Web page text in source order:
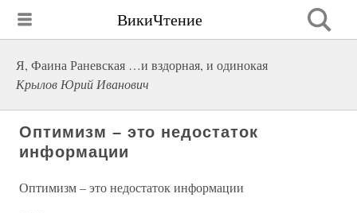
ВикиЧтение
Я, Фаина Раневская …и вздорная, и одинокая
Крылов Юрий Иванович
Оптимизм – это недостаток
информации
Оптимизм – это недостаток информации